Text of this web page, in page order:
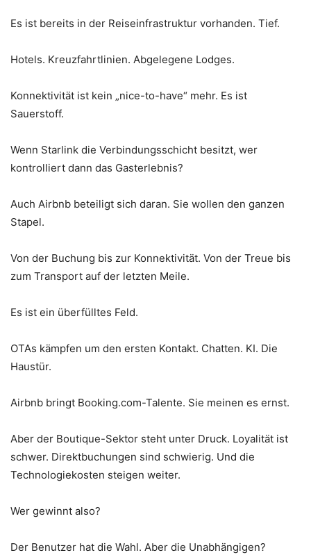
Es ist bereits in der Reiseinfrastruktur vorhanden. Tief.
Hotels. Kreuzfahrtlinien. Abgelegene Lodges.
Konnektivität ist kein „nice-to-have“ mehr. Es ist
Sauerstoff.
Wenn Starlink die Verbindungsschicht besitzt, wer
kontrolliert dann das Gasterlebnis?
Auch Airbnb beteiligt sich daran. Sie wollen den ganzen
Stapel.
Von der Buchung bis zur Konnektivität. Von der Treue bis
zum Transport auf der letzten Meile.
Es ist ein überfülltes Feld.
OTAs kämpfen um den ersten Kontakt. Chatten. KI. Die
Haustür.
Airbnb bringt Booking.com-Talente. Sie meinen es ernst.
Aber der Boutique-Sektor steht unter Druck. Loyalität ist
schwer. Direktbuchungen sind schwierig. Und die
Technologiekosten steigen weiter.
Wer gewinnt also?
Der Benutzer hat die Wahl. Aber die Unabhängigen?